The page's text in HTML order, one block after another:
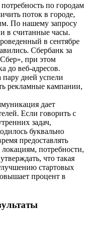
по городам
поток в городе,
По нашему запросу
в считанные часы.
в сентябре
Сбербанк за
при этом
до веб-адресов.
пару дней успели
рекламные кампании,
дает
Если говорить с
задач,
буквально
предоставлять
потребности,
что такая
стартовых
процент в